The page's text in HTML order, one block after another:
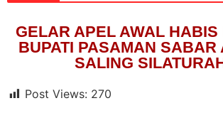
GELAR APEL AWAL
BUPATI PASAMAN SABAR
SALING
Post Views: 270